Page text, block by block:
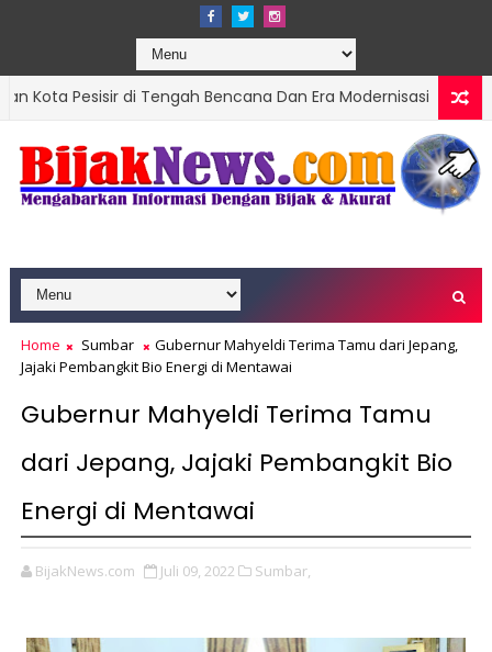
di Tengah Bencana Dan Era Modernisasi DPRD SUMBAR
Targetkan Organisasi Modern dan Prestasi Nasional
Home Sumbar
Gubernur Mahyeldi Terima Tamu dari Jepang,
Jajaki Pembangkit Bio Energi di Mentawai
Gubernur Mahyeldi Terima Tamu
dari Jepang, Jajaki Pembangkit Bio
Energi di Mentawai
BijakNews.com Juli 09, 2022 Sumbar,